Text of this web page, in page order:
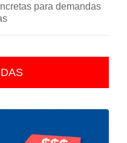
para demandas